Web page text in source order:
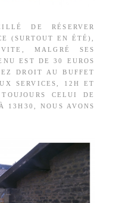
DE RÉSERVER
(SURTOUT EN ÉTÉ),
MALGRÉ SES
EST DE 30 EUROS
DROIT AU BUFFET
SERVICES, 12H ET
CELUI DE
13H30, NOUS AVONS